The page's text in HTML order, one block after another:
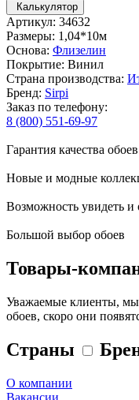
Калькулятор
Артикул: 34632
Размеры: 1,04*10м
Основа: Флизелин
Покрытие: Винил
Страна производства:
Бренд: Sirpi
Заказ по телефону:
8 (800) 551-69-97
Гарантия качества обоев
Новые и модные
Возможность увидеть
Большой выбор обоев
Товары-
Уважаемые клиенты, мы
обоев, скоро они
Страны
О компании
Вакансии